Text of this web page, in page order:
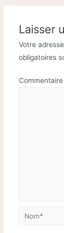
Laisser
Votre
obligatoires
Commentaire